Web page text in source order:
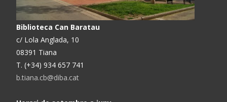
Biblioteca Can Baratau
c/ Lola Anglada, 10
08391 Tiana
T. (+34) 934 657 741
b.tiana.cb@diba.cat